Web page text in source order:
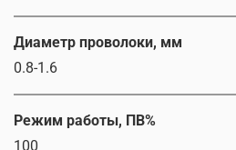
Диаметр проволоки, мм
0.8-1.6
Режим работы, ПВ%
100